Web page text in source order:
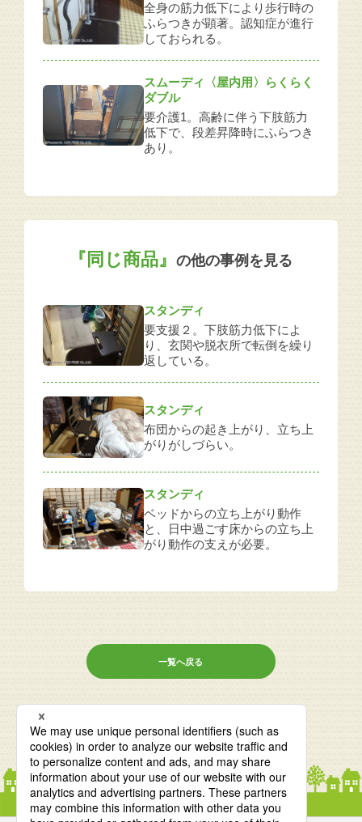
全身の筋力低下により歩行時の
ふらつきが顕著。認知症が進行
しておられる。
スムーディ〈屋内用〉らくらく
ダブル
要介護1。高齢に伴う下肢筋力
低下で、段差昇降時にふらつき
あり。
『同じ商品』の他の事例を見る
スタンディ
要支援２。下肢筋力低下によ
り、玄関や脱衣所で転倒を繰り
返している。
スタンディ
布団からの起き上がり、立ち上
がりがしづらい。
スタンディ
ベッドからの立ち上がり動作
と、日中過ごす床からの立ち上
がり動作の支えが必要。
一覧へ戻る